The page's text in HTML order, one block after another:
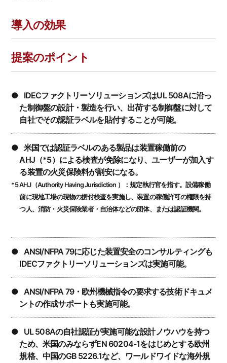
導入の効果
提案のポイント
●IDECファクトリーソリューションズはUL 508Aに沿っ
た制御盤の設計・製造を行い、出荷する制御盤に対して
自社でその認証ラベルを貼付することが可能。
●米国では認証ラベルのある製品は装置稼働前の
AHJ（*5）による検査が免除になり、ユーザーが加入す
る装置の火災保険料が割安になる。
*5 AHJ（Authority Having Jurisdiction ）：規定執行官を指す。設備稼働
前に現地工場の現物の据付検査を実施し、装置の稼働許可の権限を持
つ人、消防・火災保険業者・自治体などの団体、または認証機関。
●ANSI/NFPA 79に応じた装置安全のコンサルティングも
IDECファクトリーソリューションズは実施可能。
●ANSI/NFPA 79・欧州機械指令の要求する技術ドキュメ
ントの作成サポートも実施可能。
●UL 508Aの自社認証が実施可能な設計ノウハウを持つ
ため、米国のみならずEN 60204-1をはじめとする欧州
規格、中国のGB 5226.1など、ワールドワイドな海外規